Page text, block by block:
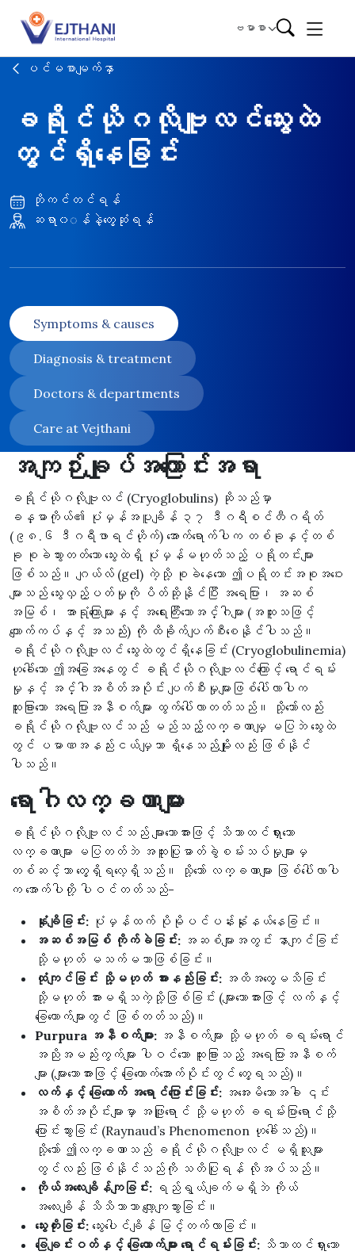
Skip to content
ဗမာစာ
ပင်မစာမျက်နှာ
ခရိုင်ယိုဂလိုဗျူလင်သွေးထဲ
တွင်ရှိနေခြင်း
ဘိုကင်တင်ရန်
ဆရာ၀◌န်နဲ့တွေ့ဆုံရန်
Symptoms & causes
Diagnosis & treatment
Doctors & departments
Care at Vejthani
အကျဉ်းချုပ်အကြောင်းအရာ
ခရိုင်ယိုဂလိုဗျူလင် (Cryoglobulins) ဆိုသည်မှာ
ခန္ဓာကိုယ်၏ ပုံမှန်အပူချိန် ၃၇ ဒီဂရီစင်တီဂရိတ်
(၉၈.၆ ဒီဂရီဖာရင်ဟိုက်) အောက်ရောက်ပါက တစ်ခုနှင့်တစ်
ခု စုခဲသွားတတ်သော သွေးထဲရှိ ပုံမှန်မဟုတ်သည့် ပရိုတင်းများ
ဖြစ်သည်။ ဂျယ်လ် (gel) ကဲ့သို့ စုခဲနေသော ဤပရိုတင်းအစုအဝေး
များသည် သွေးလှည့်ပတ်မှုကို ပိတ်ဆို့နိုင်ပြီး အရေပြား၊ အဆစ်
အမြစ်၊ အာရုံကြောများနှင့် အရေးကြီးသောအင်္ဂါများ (အထူးသဖြင့်
ကျောက်ကပ်နှင့် အသည်း) ကို ထိခိုက်ပျက်စီးစေနိုင်ပါသည်။
ခရိုင်ယိုဂလိုဗျူလင် သွေးထဲတွင်ရှိနေခြင်း (Cryoglobulinemia)
ဟုခေါ်သော ဤအခြေအနေတွင် ခရိုင်ယိုဂလိုဗျူလင်ကြောင့် ရောင်ရမ်း
မှုနှင့် အင်္ဂါအစိတ်အပိုင်း ပျက်စီးမှုများဖြစ်ပေါ်လာပါက
ထူးခြားသော အရေပြားအနီစက်များ ထွက်ပေါ်လာတတ်သည်။ သို့သော်လည်း
ခရိုင်ယိုဂလိုဗျူလင်သည် မည်သည့်လက္ခဏာမျှ မပြဘဲ သွေးထဲ
တွင် ပမာဏအနည်းငယ်မျှသာ ရှိနေသည်မျိုးလည်း ဖြစ်နိုင်
ပါသည်။
ရောဂါလက္ခဏာများ
ခရိုင်ယိုဂလိုဗျူလင်သည် များသောအားဖြင့် သိသာထင်ရှားသော
လက္ခဏာများ မပြတတ်ဘဲ အထူးပြုဓာတ်ခွဲစမ်းသပ်မှုများမှ
တစ်ဆင့်သာ တွေ့ရှိရလေ့ရှိသည်။ သို့သော် လက္ခဏာများ ဖြစ်ပေါ်လာပါ
က အောက်ပါတို့ ပါဝင်တတ်သည်-
နုံးချိခြင်း: ပုံမှန်ထက် ပိုမိုပင်ပန်းနုံးနယ်နေခြင်း။
အဆစ်အမြစ် ကိုက်ခဲခြင်း: အဆစ်များအတွင်း နာကျင်ခြင်း
သို့မဟုတ် မသက်မသာဖြစ်ခြင်း။
ထုံကျင်ခြင်း သို့မဟုတ် အားနည်းခြင်း: အထိအတွေ့မသိခြင်း
သို့မဟုတ် အားမရှိသကဲ့သို့ဖြစ်ခြင်း (များသောအားဖြင့် လက်နှင့်
ခြေထောက်များတွင် ဖြစ်တတ်သည်)။
Purpura အနီစက်များ: အနီစက်များ သို့မဟုတ် ခရမ်းရောင်
အညိုအမည်းကွက်များ ပါဝင်သော ထူးခြားသည့် အရေပြားအနီစက်
များ (များသောအားဖြင့် ခြေထောက်အောက်ပိုင်းတွင် တွေ့ရသည်)။
လက်နှင့် ခြေထောက် အရောင်ပြောင်းခြင်း: အအေးမိသောအခါ ၎င်း
အစိတ်အပိုင်းများမှာ အဖြူရောင် သို့မဟုတ် ခရမ်းပြာရောင်သို့
ပြောင်းသွားခြင်း (Raynaud’s Phenomenon ဟုခေါ်သည်)။
သို့သော် ဤလက္ခဏာသည် ခရိုင်ယိုဂလိုဗျူလင် မရှိသူများ
တွင်လည်း ဖြစ်နိုင်သည်ကို သတိပြုရန် လိုအပ်သည်။
ကိုယ်အလေးချိန်ကျခြင်း: ရည်ရွယ်ချက်မရှိဘဲ ကိုယ်
အလေးချိန် သိသိသာသာ လျော့ကျသွားခြင်း။
သွေးတိုးခြင်း: သွေးပေါင်ချိန် မြင့်တက်လာခြင်း။
ခြေချင်းဝတ်နှင့် ခြေထောက်များ ရောင်ရမ်းခြင်း: သိသာထင်ရှားသော